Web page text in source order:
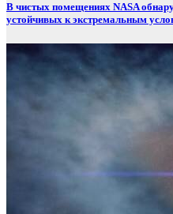
В чистых помещениях NASA
устойчивых к экстремальным